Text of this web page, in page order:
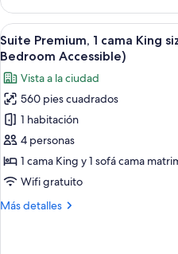
Accessible)
Premium,
varias
camas
(Double
One
Bedroom
Accessible)
Abrir
todas
las
fotos
de
Suite
Premium,
1
cama
size
3
Suite Premium, 1 cama King
Bedroom Accessible)
Vista a la ciudad
560 pies cuadrados
1 habitación
4 personas
1 cama King y 1 sofá cama
Wifi gratuito
Más detalles
Más